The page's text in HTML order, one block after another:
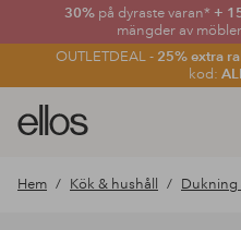
30% på dyraste varan* +
mängder av
OUTLETDEAL - 25% extra
kod:
Ellos
logotyp
gå
Hem Kök & hushåll Dukning